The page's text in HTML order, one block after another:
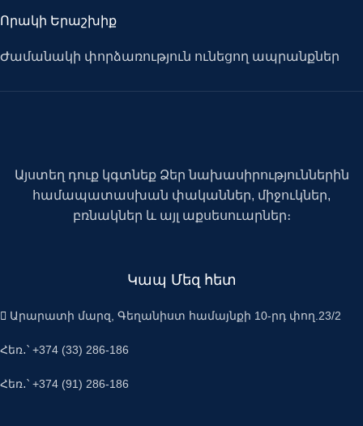
Որակի Երաշխիք
Ժամանակի փորձառություն ունեցող ապրանքներ
Այստեղ դուք կգտնեք Ձեր նախասիրություններին
համապատասխան փականներ, միջուկներ,
բռնակներ և այլ աքսեսուարներ։
Կապ Մեզ հետ
Արարատի մարզ, Գեղանիստ համայնքի 10-րդ փող.23/2
Հեռ․՝ +374 (33) 286-186
Հեռ․՝ +374 (91) 286-186